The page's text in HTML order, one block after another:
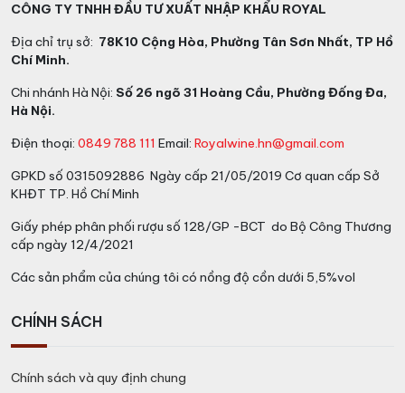
ruou-vang-in-out-collefrisio-chai-con-ca
Đặc điểm rượu vang con cá đen –
In & Out
Chai vang con cá đen được làm hoàn toàn từ giống
vụ nho từ năm 2008 đến năm 2018. Rượu được ủ 24
CÔNG TY TNHH ĐẦU TƯ XUẤT NHẬP KHẨU ROYAL
Địa chỉ trụ sở: 78K10 Cộng Hòa, Phường Tân Sơn Nhất, TP Hồ
Chí Minh.
Chi nhánh Hà Nội: Số 26 ngõ 31 Hoàng Cầu, Phường Đống Đa,
Hà Nội.
Điện thoại: 0849 788 111 Email: Royalwine.hn@gmail.com
GPKD số 0315092886 Ngày cấp 21/05/2019 Cơ quan cấp Sở
KHĐT TP. Hồ Chí Minh
Giấy phép phân phối rượu số 128/GP -BCT do Bộ Công Thương
cấp ngày 12/4/2021
Các sản phẩm của chúng tôi có nồng độ cồn dưới 5,5%vol
CHÍNH SÁCH
Chính sách và quy định chung